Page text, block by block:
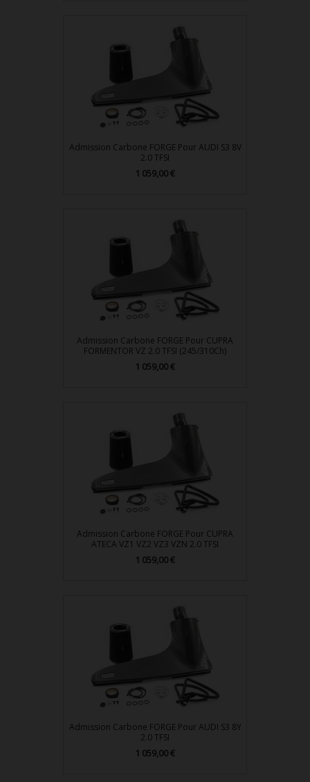
Admission Carbone FORGE Pour AUDI S3 8V
2.0 TFSI
Prix
1 059,00 €
Admission Carbone FORGE Pour CUPRA
FORMENTOR VZ 2.0 TFSI (245/310Ch)
Prix
1 059,00 €
Admission Carbone FORGE Pour CUPRA
ATECA VZ1 VZ2 VZ3 VZN 2.0 TFSI
Prix
1 059,00 €
Admission Carbone FORGE Pour AUDI S3 8Y
2.0 TFSI
Prix
1 059,00 €